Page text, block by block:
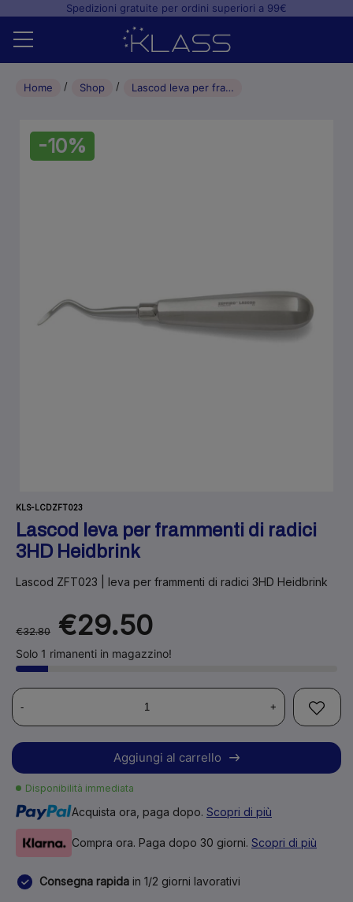
Spedizioni gratuite per ordini superiori a 99€
Home
Studio odontoiatrico
Home Shop Lascod leva per frammenti di radici 3HD Heidbrink
-10%
KLS-LCDZFT023
Lascod leva per frammenti di radici
3HD Heidbrink
Lascod ZFT023 | leva per frammenti di radici 3HD Heidbrink
€32.80 €29.50
Solo 1 rimanenti in magazzino!
- +
Aggiungi al carrello
Disponibilità immediata
Acquista ora, paga dopo. Scopri di più
Compra ora. Paga dopo 30 giorni. Scopri di più
Consegna rapida in 1/2 giorni lavorativi